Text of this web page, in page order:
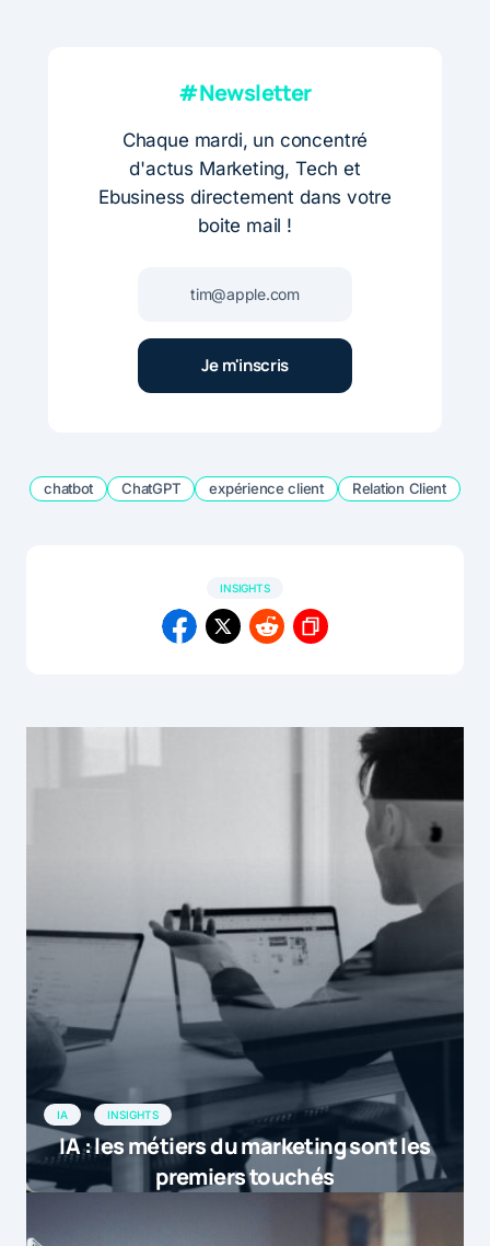
#Newsletter
Chaque mardi, un concentré
d'actus Marketing, Tech et
Ebusiness directement dans votre
boite mail !
chatbot ChatGPT expérience client Relation Client
INSIGHTS
IA INSIGHTS
IA : les métiers du marketing sont les
premiers touchés